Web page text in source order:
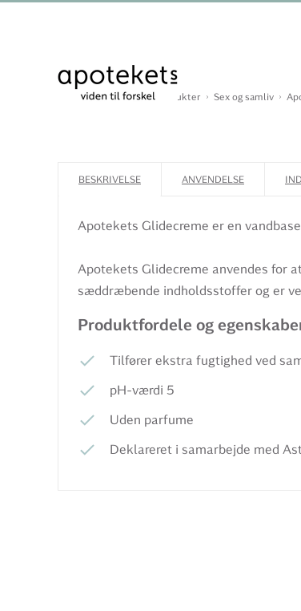
Du er her: Forside Produkter Sex og samliv
BESKRIVELSE ANVENDELSE
Apotekets Glidecreme er en
Apotekets Glidecreme anvendes for
sæddræbende indholdsstoffer og er
Produktfordele og
Tilfører ekstra fugtighed ved
pH-værdi 5
Uden parfume
Deklareret i samarbejde med